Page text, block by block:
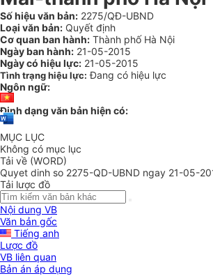
Số hiệu văn bản: 2275/QĐ-UBND
Loại văn bản: Quyết định
Cơ quan ban hành: Thành phố Hà Nội
Ngày ban hành: 21-05-2015
Ngày có hiệu lực: 21-05-2015
Tình trạng hiệu lực: Đang có hiệu lực
Ngôn ngữ:
Định dạng văn bản hiện có:
MỤC LỤC
Không có mục lục
Tải về (WORD)
Quyet dinh so 2275-QD-UBND ngay 21-05-
Tải lược đồ
Nội dung VB
Văn bản gốc
Tiếng anh
Lược đồ
VB liên quan
Bản án áp dụng